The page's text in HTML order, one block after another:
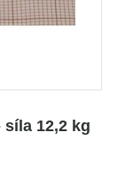
síla 12,2 kg